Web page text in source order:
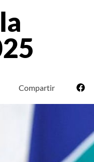
Compartir